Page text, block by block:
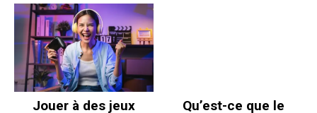
Jouer à des jeux
Qu’est-ce que le